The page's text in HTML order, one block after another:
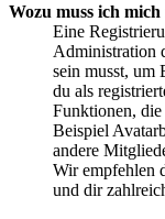
Wozu muss ich
Eine
Administration
sein musst, um
du als
Funktionen,
Beispiel
andere
Wir empfehlen
und dir